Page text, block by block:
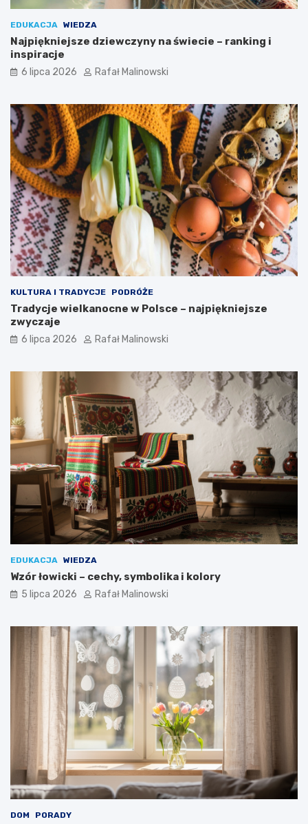
EDUKACJA WIEDZA
Najpiękniejsze dziewczyny na świecie – ranking i
inspiracje
6 lipca 2026 Rafał Malinowski
KULTURA I TRADYCJE PODRÓŻE
Tradycje wielkanocne w Polsce – najpiękniejsze
zwyczaje
6 lipca 2026 Rafał Malinowski
EDUKACJA WIEDZA
Wzór łowicki – cechy, symbolika i kolory
5 lipca 2026 Rafał Malinowski
DOM PORADY